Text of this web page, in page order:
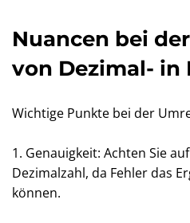
Nuancen bei
von Dezimal- in
Wichtige Punkte bei der
1. Genauigkeit: Achten Sie
Dezimalzahl, da Fehler das
können.